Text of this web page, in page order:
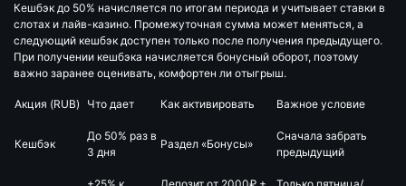
Кешбэк до 50% начисляется по итогам периода и учитывает ставки в
слотах и лайв-казино. Промежуточная сумма может меняться, а
следующий кешбэк доступен только после получения предыдущего.
При получении кешбэка начисляется бонусный оборот, поэтому
важно заранее оценивать, комфортен ли отыгрыш.
Акция (RUB) Что дает Как активировать Важное условие
Кешбэк
До 50% раз в
3 дня
Раздел «Бонусы»
Сначала забрать
предыдущий